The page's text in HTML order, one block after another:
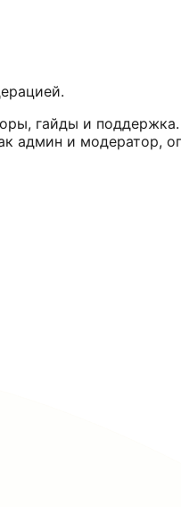
гайды и
админ и модератор,